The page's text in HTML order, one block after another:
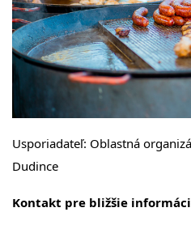
Usporiadateľ: Oblastná
Dudince
Kontakt pre bližšie